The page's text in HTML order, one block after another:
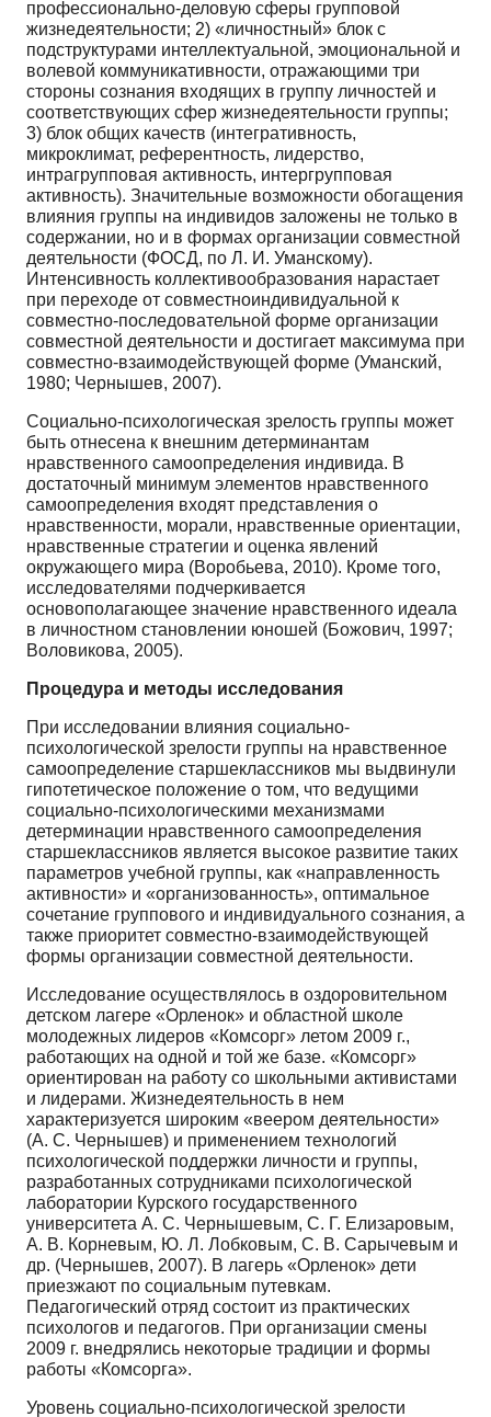
профессионально-деловую сферы групповой
жизнедеятельности; 2) «личностный» блок с
подструктурами интеллектуальной, эмоциональной и
волевой коммуникативности, отражающими три
стороны сознания входящих в группу личностей и
соответствующих сфер жизнедеятельности группы;
3) блок общих качеств (интегративность,
микроклимат, референтность, лидерство,
интрагрупповая активность, интергрупповая
активность). Значительные возможности обогащения
влияния группы на индивидов заложены не только в
содержании, но и в формах организации совместной
деятельности (ФОСД, по Л. И. Уманскому).
Интенсивность коллективообразования нарастает
при переходе от совместноиндивидуальной к
совместно-последовательной форме организации
совместной деятельности и достигает максимума при
совместно-взаимодействующей форме (Уманский,
1980; Чернышев, 2007).
Социально-психологическая зрелость группы может
быть отнесена к внешним детерминантам
нравственного самоопределения индивида. В
достаточный минимум элементов нравственного
самоопределения входят представления о
нравственности, морали, нравственные ориентации,
нравственные стратегии и оценка явлений
окружающего мира (Воробьева, 2010). Кроме того,
исследователями подчеркивается
основополагающее значение нравственного идеала
в личностном становлении юношей (Божович, 1997;
Воловикова, 2005).
Процедура и методы исследования
При исследовании влияния социально-
психологической зрелости группы на нравственное
самоопределение старшеклассников мы выдвинули
гипотетическое положение о том, что ведущими
социально-психологическими механизмами
детерминации нравственного самоопределения
старшеклассников является высокое развитие таких
параметров учебной группы, как «направленность
активности» и «организованность», оптимальное
сочетание группового и индивидуального сознания, а
также приоритет совместно-взаимодействующей
формы организации совместной деятельности.
Исследование осуществлялось в оздоровительном
детском лагере «Орленок» и областной школе
молодежных лидеров «Комсорг» летом 2009 г.,
работающих на одной и той же базе. «Комсорг»
ориентирован на работу со школьными активистами
и лидерами. Жизнедеятельность в нем
характеризуется широким «веером деятельности»
(А. С. Чернышев) и применением технологий
психологической поддержки личности и группы,
разработанных сотрудниками психологической
лаборатории Курского государственного
университета А. С. Чернышевым, С. Г. Елизаровым,
А. В. Корневым, Ю. Л. Лобковым, С. В. Сарычевым и
др. (Чернышев, 2007). В лагерь «Орленок» дети
приезжают по социальным путевкам.
Педагогический отряд состоит из практических
психологов и педагогов. При организации смены
2009 г. внедрялись некоторые традиции и формы
работы «Комсорга».
Уровень социально-психологической зрелости